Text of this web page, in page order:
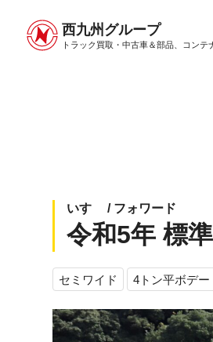
西九州グループ
トラック買取・中古車＆部品、 コンテ
中古トラック販売トップ
いすゞ / フォワード
令和5年 標
セミワイド 4トン平ボデー